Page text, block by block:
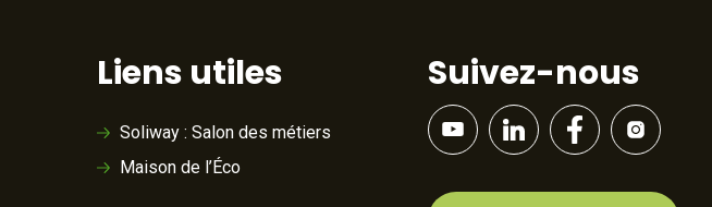
Liens utiles
Soliway : Salon des métiers
Maison de l’Éco
Suivez-nous